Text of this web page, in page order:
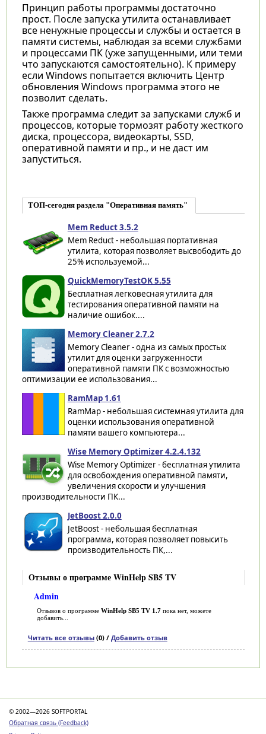
Принцип работы программы достаточно
прост. После запуска утилита останавливает
все ненужные процессы и службы и остается в
памяти системы, наблюдая за всеми службами
и процессами ПК (уже запущенными, или теми
что запускаются самостоятельно). К примеру
если Windows попытается включить Центр
обновления Windows программа этого не
позволит сделать.
Также программа следит за запусками служб и
процессов, которые тормозят работу жесткого
диска, процессора, видеокарты, SSD,
оперативной памяти и пр., и не даст им
запуститься.
ТОП-сегодня раздела "Оперативная память"
Mem Reduct 3.5.2
Mem Reduct - небольшая портативная
утилита, которая позволяет высвободить до
25% используемой...
QuickMemoryTestOK 5.55
Бесплатная легковесная утилита для
тестирования оперативной памяти на
наличие ошибок....
Memory Cleaner 2.7.2
Memory Cleaner - одна из самых простых
утилит для оценки загруженности
оперативной памяти ПК с возможностью
оптимизации ее использования...
RamMap 1.61
RamMap - небольшая системная утилита для
оценки использования оперативной
памяти вашего компьютера...
Wise Memory Optimizer 4.2.4.132
Wise Memory Optimizer - бесплатная утилита
для освобождения оперативной памяти,
увеличения скорости и улучшения
производительности ПК...
JetBoost 2.0.0
JetBoost - небольшая бесплатная
программа, которая позволяет повысить
производительность ПК,...
Отзывы о программе WinHelp SB5 TV
Admin
Отзывов о программе WinHelp SB5 TV 1.7пока нет, можете
добавить...
Читать все отзывы(0) / Добавить отзыв
© 2002—2026 SOFTPORTAL
Обратная связь (Feedback)